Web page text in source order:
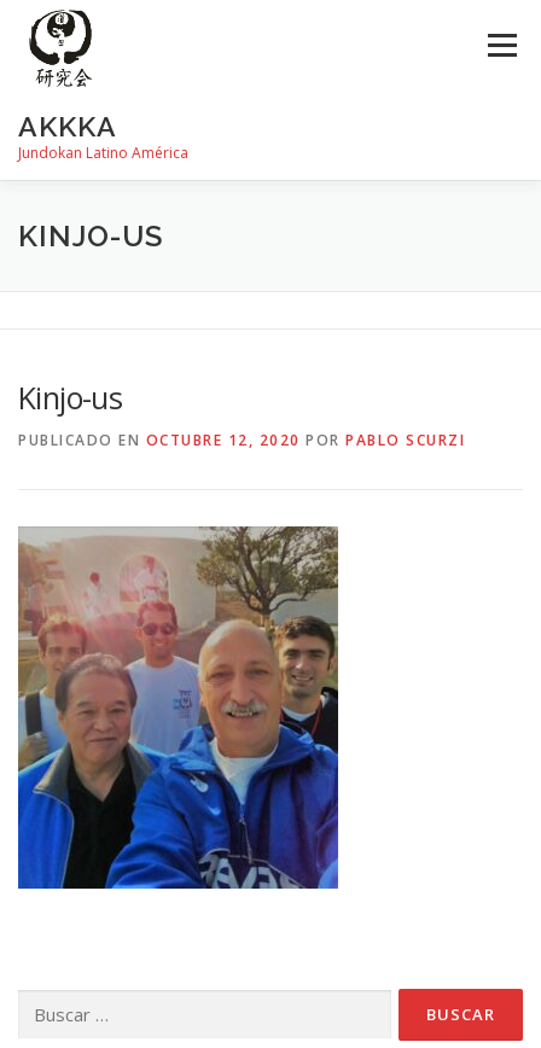
contenido
AKKKA
Jundokan Latino América
Menú
HISTORIA
KINJO-US
Kinjo-us
PUBLICADO EN OCTUBRE 12, 2020 POR PABLO SCURZI